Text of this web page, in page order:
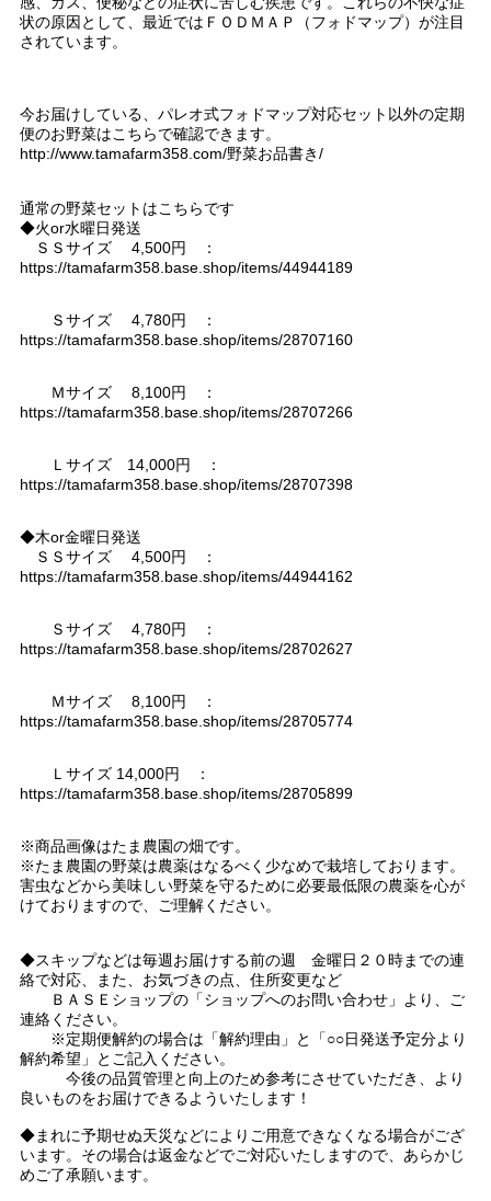
状の原因として、最近ではＦＯＤＭＡＰ（フォドマップ）が注目
されています。
今お届けしている、パレオ式フォドマップ対応セット以外の定期
便のお野菜はこちらで確認できます。
http://www.tamafarm358.com/野菜お品書き/
通常の野菜セットはこちらです
◆火or水曜日発送
ＳＳサイズ 4,500円 ：
https://tamafarm358.base.shop/items/44944189
Ｓサイズ 4,780円 ：
https://tamafarm358.base.shop/items/28707160
Ｍサイズ 8,100円 ：
https://tamafarm358.base.shop/items/28707266
Ｌサイズ 14,000円 ：
https://tamafarm358.base.shop/items/28707398
◆木or金曜日発送
ＳＳサイズ 4,500円 ：
https://tamafarm358.base.shop/items/44944162
Ｓサイズ 4,780円 ：
https://tamafarm358.base.shop/items/28702627
Ｍサイズ 8,100円 ：
https://tamafarm358.base.shop/items/28705774
Ｌサイズ 14,000円 ：
https://tamafarm358.base.shop/items/28705899
※商品画像はたま農園の畑です。
※たま農園の野菜は農薬はなるべく少なめで栽培しております。
害虫などから美味しい野菜を守るために必要最低限の農薬を心が
けておりますので、ご理解ください。
◆スキップなどは毎週お届けする前の週 金曜日２０時までの連
絡で対応、また、お気づきの点、住所変更など
ＢＡＳＥショップの「ショップへのお問い合わせ」より、ご
連絡ください。
※定期便解約の場合は「解約理由」と「○○日発送予定分より
解約希望」とご記入ください。
今後の品質管理と向上のため参考にさせていただき、より
良いものをお届けできるよういたします！
◆まれに予期せぬ天災などによりご用意できなくなる場合がござ
います。その場合は返金などでご対応いたしますので、あらかじ
めご了承願います。